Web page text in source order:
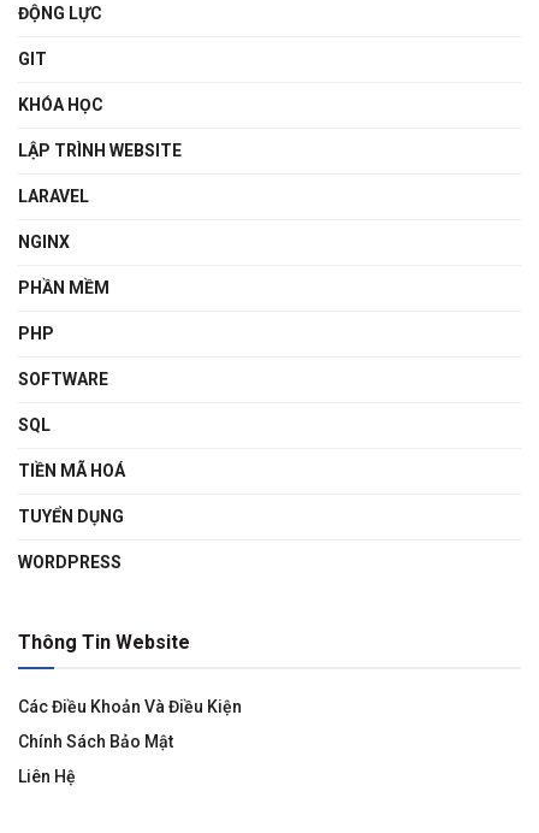
ĐỘNG LỰC
GIT
KHÓA HỌC
LẬP TRÌNH WEBSITE
LARAVEL
NGINX
PHẦN MỀM
PHP
SOFTWARE
SQL
TIỀN MÃ HOÁ
TUYỂN DỤNG
WORDPRESS
Thông Tin Website
Các Điều Khoản Và Điều Kiện
Chính Sách Bảo Mật
Liên Hệ